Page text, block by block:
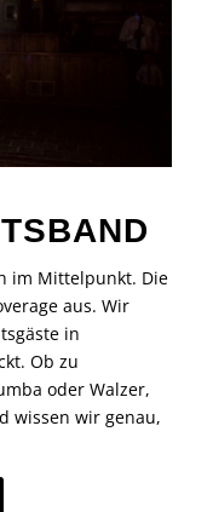
im Mittelpunkt. Die
aus. Wir
in
Ob zu
oder Walzer,
wissen wir genau,